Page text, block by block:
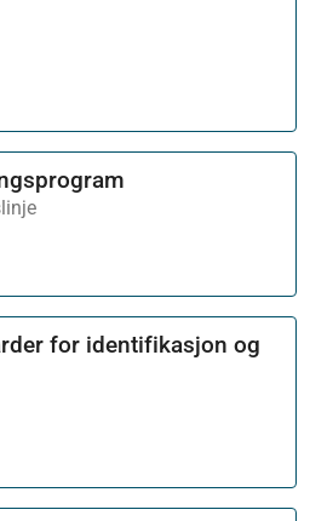
for identifikasjon og